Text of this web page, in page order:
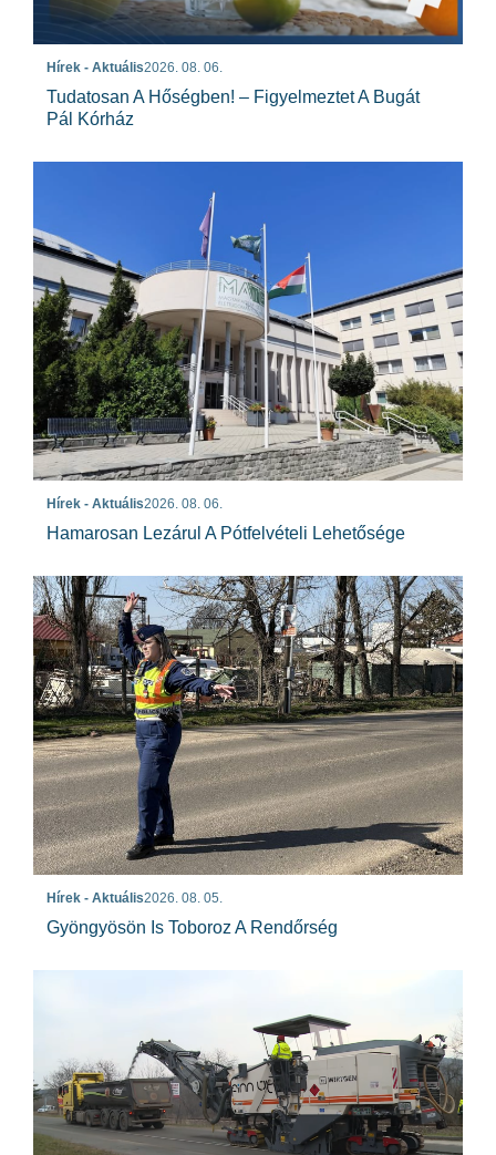
Hírek - Aktuális2026. 08. 06.
Tudatosan A Hőségben! – Figyelmeztet A Bugát
Pál Kórház
Hírek - Aktuális2026. 08. 06.
Hamarosan Lezárul A Pótfelvételi Lehetősége
Hírek - Aktuális2026. 08. 05.
Gyöngyösön Is Toboroz A Rendőrség